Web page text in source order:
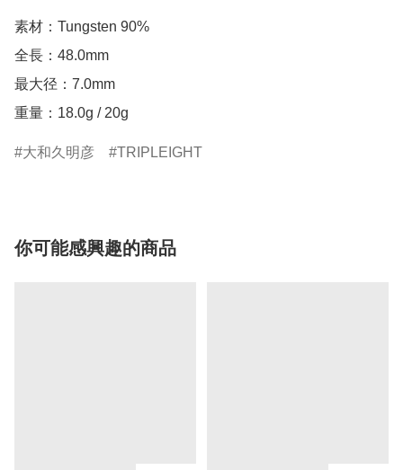
素材：Tungsten 90%
全長：48.0mm
最大径：7.0mm
重量：18.0g / 20g
大和久明彦 TRIPLEIGHT
你可能感興趣的商品